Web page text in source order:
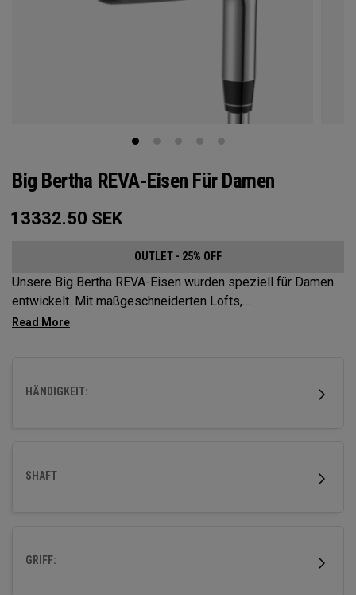
Big Bertha REVA-Eisen Für Damen
13332.50 SEK
OUTLET - 25% OFF
Unsere Big Bertha REVA-Eisen wurden speziell für Damen
entwickelt. Mit maßgeschneiderten Lofts,
Schwunggewichten, Schäften und sogar Wolfram wurden
HÄNDIGKEIT:
SHAFT
GRIFF: